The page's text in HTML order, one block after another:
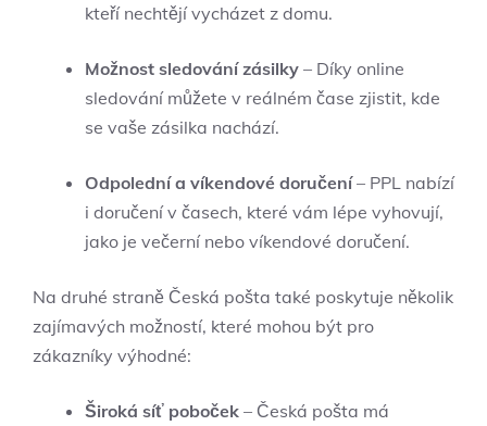
kteří nechtějí vycházet z domu.
Možnost sledování zásilky – Díky online
sledování můžete v reálném čase zjistit, kde
se vaše zásilka nachází.
Odpolední a víkendové doručení– PPL nabízí
i doručení v časech, které vám lépe vyhovují,
jako je večerní nebo víkendové doručení.
Na druhé straně Česká pošta také poskytuje několik
zajímavých možností, které mohou být pro
zákazníky výhodné:
Široká síť poboček – Česká pošta má